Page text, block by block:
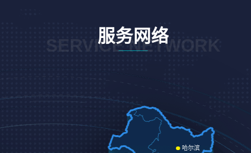
服务网络
SERVICE NETWORK
哈尔滨